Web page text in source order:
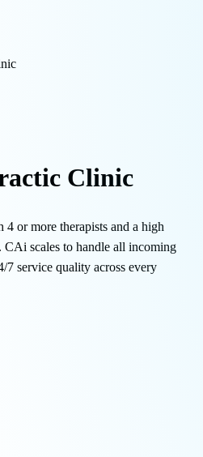
Clinic
or more therapists and a high
scales to handle all incoming
7 service quality across every